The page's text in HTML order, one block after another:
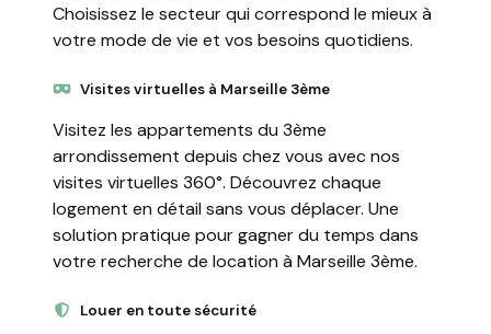
Choisissez le secteur qui correspond le mieux à
votre mode de vie et vos besoins quotidiens.
Visites virtuelles à Marseille 3ème
Visitez les appartements du 3ème
arrondissement depuis chez vous avec nos
visites virtuelles 360°. Découvrez chaque
logement en détail sans vous déplacer. Une
solution pratique pour gagner du temps dans
votre recherche de location à Marseille 3ème.
Louer en toute sécurité